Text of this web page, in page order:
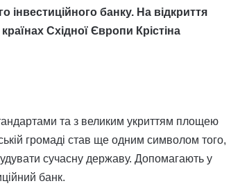
інвестиційного банку. На відкриття
Східної Європи Крістіна
та з великим укриттям площею
громаді став ще одним символом того,
сучасну державу. Допомагають у
банк.